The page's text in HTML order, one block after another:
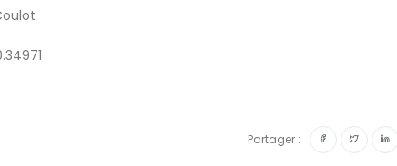
Partager :